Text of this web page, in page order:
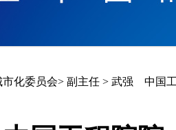
市化委员会> 副主任 > 武强 中国工